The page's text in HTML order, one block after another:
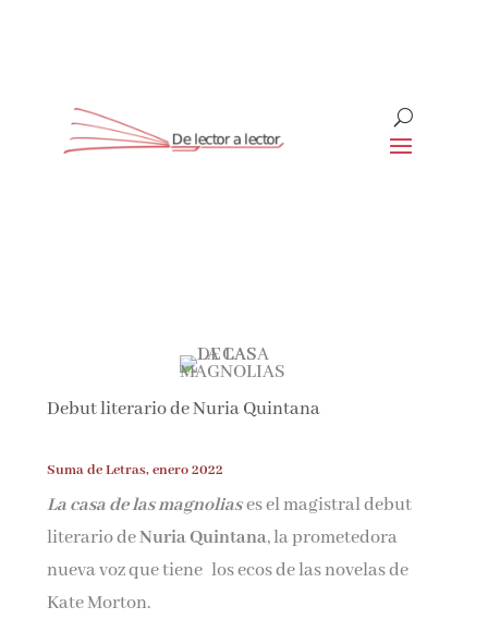
Debut literario de Nuria Quintana
Suma de Letras, enero 2022
La casa de las magnoliases el magistral debut
literario deNuria Quintana, la prometedora
nueva voz que tiene los ecos de las novelas de
Kate Morton.
Suscríbete
Únete a nuestra comunidad de amantes de la
Nombre*